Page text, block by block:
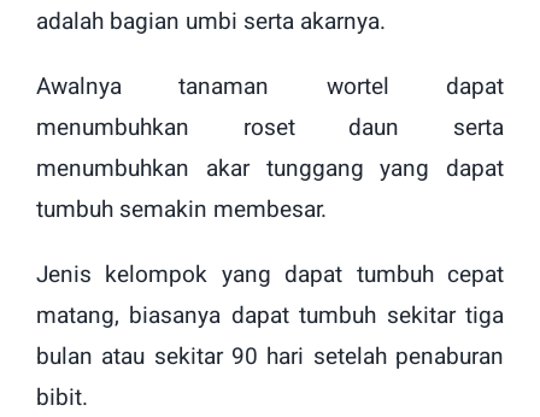
adalah bagian umbi serta akarnya.
Awalnya tanaman wortel dapat
menumbuhkan roset daun serta
menumbuhkan akar tunggang yang dapat
tumbuh semakin membesar.
Jenis kelompok yang dapat tumbuh cepat
matang, biasanya dapat tumbuh sekitar tiga
bulan atau sekitar 90 hari setelah penaburan
bibit.